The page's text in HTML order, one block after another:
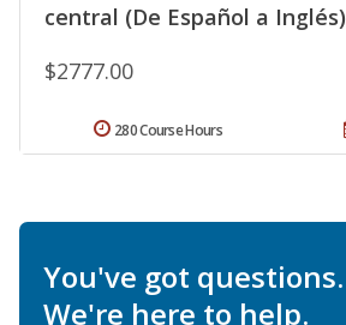
central (De Español a Inglés)
$2777.00
280 Course Hours
You've got questions.
We're here to help.